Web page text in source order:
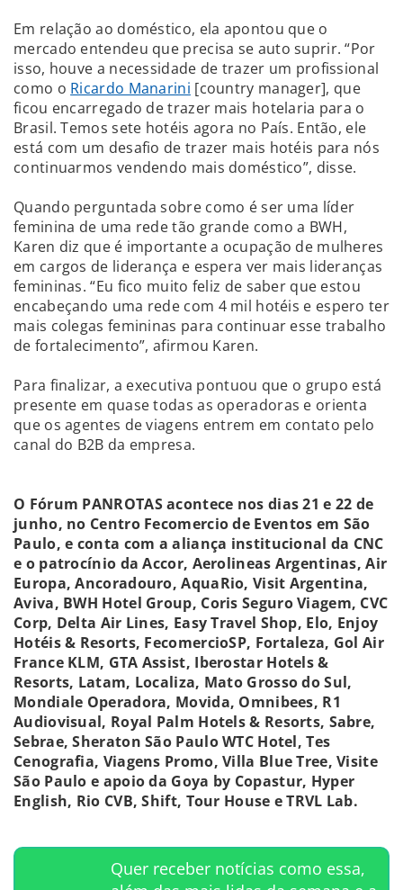
Em relação ao doméstico, ela apontou que o
mercado entendeu que precisa se auto suprir. “Por
isso, houve a necessidade de trazer um profissional
como o Ricardo Manarini [country manager], que
ficou encarregado de trazer mais hotelaria para o
Brasil. Temos sete hotéis agora no País. Então, ele
está com um desafio de trazer mais hotéis para nós
continuarmos vendendo mais doméstico”, disse.
Quando perguntada sobre como é ser uma líder
feminina de uma rede tão grande como a BWH,
Karen diz que é importante a ocupação de mulheres
em cargos de liderança e espera ver mais lideranças
femininas. “Eu fico muito feliz de saber que estou
encabeçando uma rede com 4 mil hotéis e espero ter
mais colegas femininas para continuar esse trabalho
de fortalecimento”, afirmou Karen.
Para finalizar, a executiva pontuou que o grupo está
presente em quase todas as operadoras e orienta
que os agentes de viagens entrem em contato pelo
canal do B2B da empresa.
O Fórum PANROTAS acontece nos dias 21 e 22 de
junho, no Centro Fecomercio de Eventos em São
Paulo, e conta com a aliança institucional da CNC
e o patrocínio da Accor, Aerolineas Argentinas, Air
Europa, Ancoradouro, AquaRio, Visit Argentina,
Aviva, BWH Hotel Group, Coris Seguro Viagem, CVC
Corp, Delta Air Lines, Easy Travel Shop, Elo, Enjoy
Hotéis & Resorts, FecomercioSP, Fortaleza, Gol Air
France KLM, GTA Assist, Iberostar Hotels &
Resorts, Latam, Localiza, Mato Grosso do Sul,
Mondiale Operadora, Movida, Omnibees, R1
Audiovisual, Royal Palm Hotels & Resorts, Sabre,
Sebrae, Sheraton São Paulo WTC Hotel, Tes
Cenografia, Viagens Promo, Villa Blue Tree, Visite
São Paulo e apoio da Goya by Copastur, Hyper
English, Rio CVB, Shift, Tour House e TRVL Lab.
Quer receber notícias como essa,